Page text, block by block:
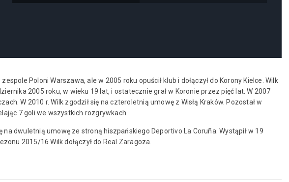
Poloni Warszawa, ale w 2005 roku opuścił klub i dołączył do Korony Kielce. Wilk
2005 roku, w wieku 19 lat, i ostatecznie grał w Koronie przez pięć lat. W 2007
W 2010 r. Wilk zgodził się na czteroletnią umowę z Wisłą Kraków. Pozostał w
7 goli we wszystkich rozgrywkach.
dwuletnią umowę ze stroną hiszpańskiego Deportivo La Coruña. Wystąpił w 19
2015/16 Wilk dołączył do Real Zaragoza.